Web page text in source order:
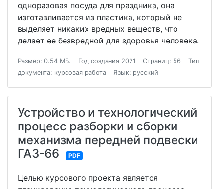
одноразовая посуда для праздника, она
изготавливается из пластика, который не
выделяет никаких вредных веществ, что
делает ее безвредной для здоровья человека.
Размер: 0.54 МБ. Год создания 2021 Страниц: 56
Тип
документа: курсовая работа
Язык: русский
Устройство и технологический
процесс разборки и сборки
механизма передней подвески
ГАЗ-66
PDF
Целью курсового проекта является